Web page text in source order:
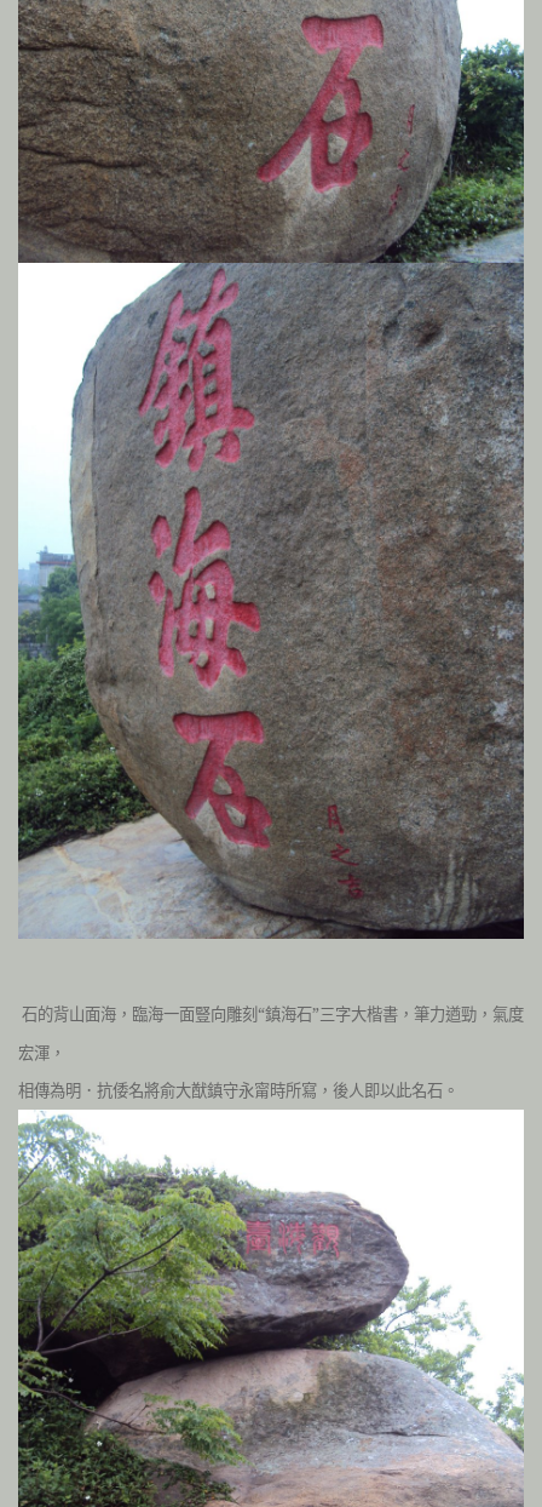
石的背山面海，臨海一面豎向雕刻“鎮海石”三字大楷書，筆力遒勁，氣度
宏渾，
相傳為明．抗倭名將俞大猷鎮守永甯時所寫， 後人即以此名石。